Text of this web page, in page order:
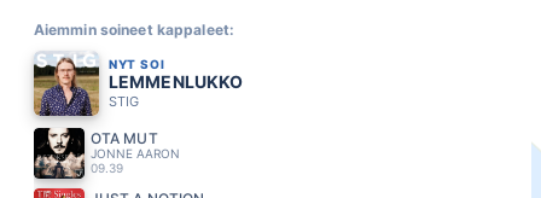
Aiemmin soineet kappaleet:
NYT SOI
LEMMENLUKKO
STIG
OTA MUT
JONNE AARON
09.39